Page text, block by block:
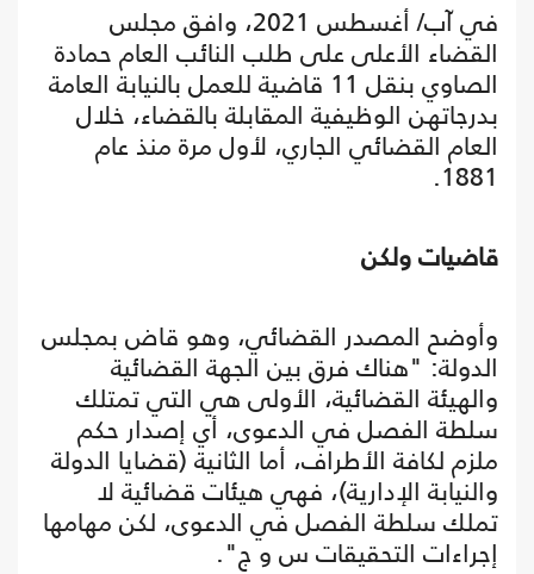
في آب/ أغسطس 2021، وافق مجلس
القضاء الأعلى على طلب النائب العام حمادة
الصاوي بنقل 11 قاضية للعمل بالنيابة العامة
بدرجاتهن الوظيفية المقابلة بالقضاء، خلال
العام القضائي الجاري، لأول مرة منذ عام
1881.
قاضيات ولكن
وأوضح المصدر القضائي، وهو قاض بمجلس
الدولة: "هناك فرق بين الجهة القضائية
والهيئة القضائية، الأولى هي التي تمتلك
سلطة الفصل في الدعوى، أي إصدار حكم
ملزم لكافة الأطراف، أما الثانية (قضايا الدولة
والنيابة الإدارية)، فهي هيئات قضائية لا
تملك سلطة الفصل في الدعوى، لكن مهامها
إجراءات التحقيقات س و ج".